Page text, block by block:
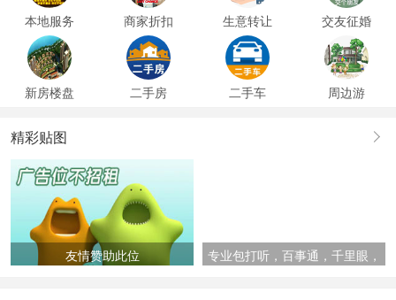
本地服务 商家折扣 生意转让 交友征婚
新房楼盘 二手房 二手车 周边游
精彩贴图
友情赞助此位
专业包打听，百事通，千里眼，